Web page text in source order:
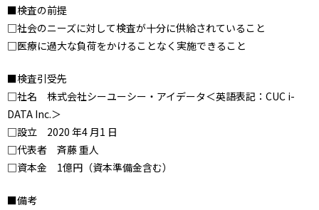
■検査の前提
□社会のニーズに対して検査が十分に供給されていること
□医療に過大な負荷をかけることなく実施できること
■検査引受先
□社名 株式会社シーユーシー・アイデータ＜英語表記：CUC i-
DATA Inc.＞
□設立 2020 年4 月1 日
□代表者 斉藤 重人
□資本金 1億円（資本準備金含む）
■備考